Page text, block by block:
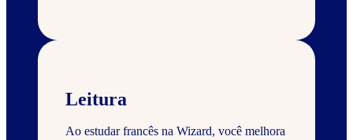
Leitura
Ao estudar francês na Wizard, você melhora